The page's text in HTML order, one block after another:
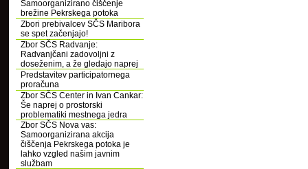
Samoorganizirano čiščenje
brežine Pekrskega potoka
Zbori prebivalcev SČS Maribora
se spet začenjajo!
Zbor SČS Radvanje:
Radvanjčani zadovoljni z
doseženim, a že gledajo naprej
Predstavitev participatornega
proračuna
Zbor SČS Center in Ivan Cankar:
Še naprej o prostorski
problematiki mestnega jedra
Zbor SČS Nova vas:
Samoorganizirana akcija
čiščenja Pekrskega potoka je
lahko vzgled našim javnim
službam